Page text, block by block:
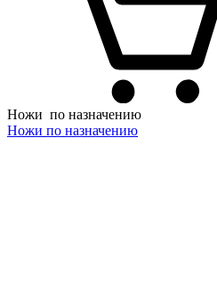
Ножи по назначению
Ножи по назначению